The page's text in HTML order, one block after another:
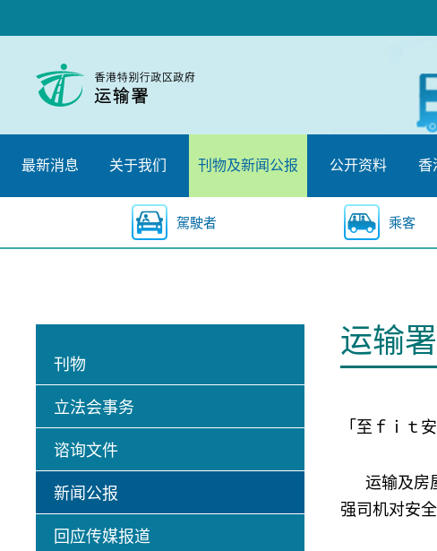
至
始
最新消息 关于我们 刊物及新闻公报 公开资料 香
駕駛者 乘客
刊物
立法会事务
谘询文件
新闻公报
回应传媒报道
运输署
「至ｆｉｔ
运输及房
强司机对安